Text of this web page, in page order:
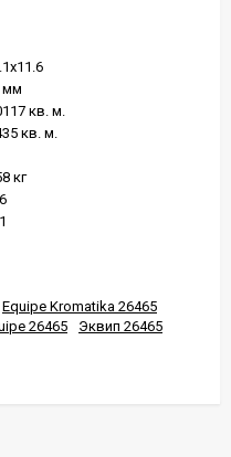
мм
кв. м.
кв. м.
кг
Equipe Kromatika 26465
26465
Эквип 26465